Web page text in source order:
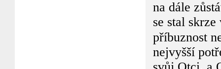
na dále
se stal
příbuznost
nejvyšší